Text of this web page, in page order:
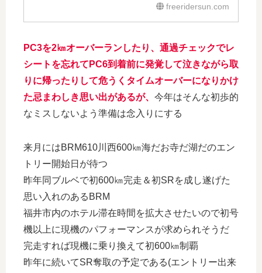
freeridersun.com
PC3を2㎞オーバーランしたり、通過チェックでレ
シートを忘れてPC6到着前に発覚して泣きながら取
りに帰ったりして危うくタイムオーバーになりかけ
た忌まわしき思い出があるが、 今年はそんな初歩的
なミスしないよう準備は念入りにする
来月にはBRM610川西600㎞海だお寺だ湖だのエン
トリー開始日が待つ
昨年同ブルベで初600㎞完走＆初SRを成し遂げた
思い入れのあるBRM
福井市内のホテル滞在時間を拡大させたいので初号
機以上に現機のパフォーマンスが求められそうだ
完走すれば現機に乗り換えて初600㎞制覇
昨年に続いてSR奪取の予定である(エントリー出来